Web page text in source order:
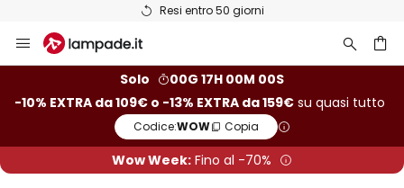
Resi entro 50 giorni
Salta
al
Solo
00G 16H 59M 59S
-10% EXTRA da 109€ o -13% EXTRA da 159€ su quasi tutto
Codice:WOW Copia
Wow Week: Fino al -70%